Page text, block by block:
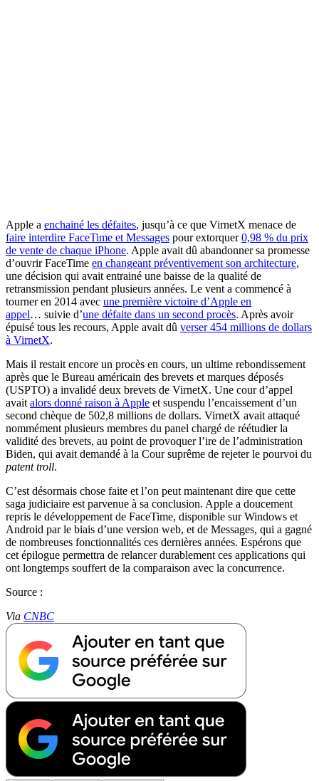
Apple a enchainé les défaites, jusqu’à ce que VirnetX menace de
faire interdire FaceTime et Messages pour extorquer0,98 % du prix
de vente de chaque iPhone. Apple avait dû abandonner sa promesse
d’ouvrir FaceTime en changeant préventivement son architecture,
une décision qui avait entrainé une baisse de la qualité de
retransmission pendant plusieurs années. Le vent a commencé à
tourner en 2014 avec une première victoire d’Apple en
appel… suivie d’une défaite dans un second procès. Après avoir
épuisé tous les recours, Apple avait dû verser 454 millions de dollars
à VirnetX.
Mais il restait encore un procès en cours, un ultime rebondissement
après que le Bureau américain des brevets et marques déposés
(USPTO) a invalidé deux brevets de VirnetX. Une cour d’appel
avaitalors donné raison à Apple et suspendu l’encaissement d’un
second chèque de 502,8 millions de dollars. VirnetX avait attaqué
nommément plusieurs membres du panel chargé de réétudier la
validité des brevets, au point de provoquer l’ire de l’administration
Biden, qui avait demandé à la Cour suprême de rejeter le pourvoi du
patent troll.
C’est désormais chose faite et l’on peut maintenant dire que cette
saga judiciaire est parvenue à sa conclusion. Apple a doucement
repris le développement de FaceTime, disponible sur Windows et
Android par le biais d’une version web, et de Messages, qui a gagné
de nombreuses fonctionnalités ces dernières années. Espérons que
cet épilogue permettra de relancer durablement ces applications qui
ont longtemps souffert de la comparaison avec la concurrence.
Source :
Via CNBC